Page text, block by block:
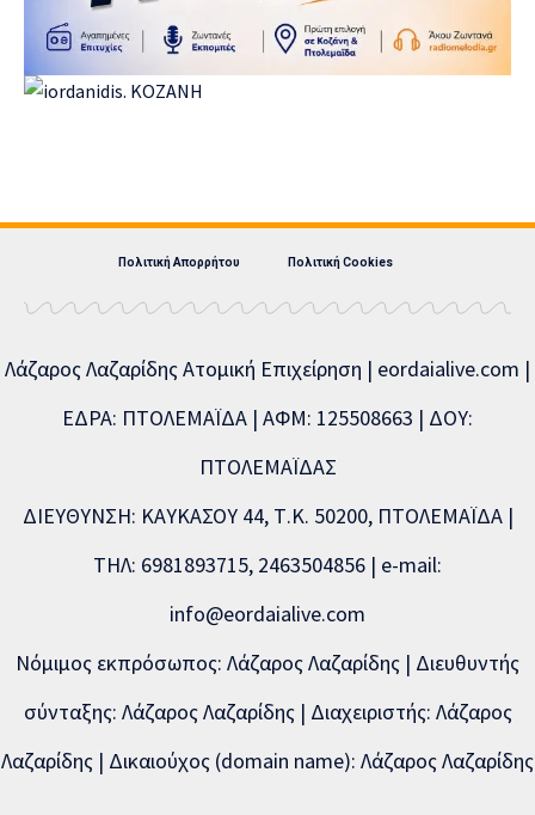
Πολιτική Απορρήτου Πολιτική Cookies
Λάζαρος Λαζαρίδης Ατομική Επιχείρηση | eordaialive.com |
ΕΔΡΑ: ΠΤΟΛΕΜΑΪΔΑ | ΑΦΜ: 125508663 | ΔΟΥ:
ΠΤΟΛΕΜΑΪΔΑΣ
ΔΙΕΥΘΥΝΣΗ: ΚΑΥΚΑΣΟΥ 44, Τ.Κ. 50200, ΠΤΟΛΕΜΑΪΔΑ |
ΤΗΛ: 6981893715, 2463504856 | e-mail:
info@eordaialive.com
Νόμιμος εκπρόσωπος: Λάζαρος Λαζαρίδης | Διευθυντής
σύνταξης: Λάζαρος Λαζαρίδης | Διαχειριστής: Λάζαρος
Λαζαρίδης | Δικαιούχος (domain name): Λάζαρος Λαζαρίδης